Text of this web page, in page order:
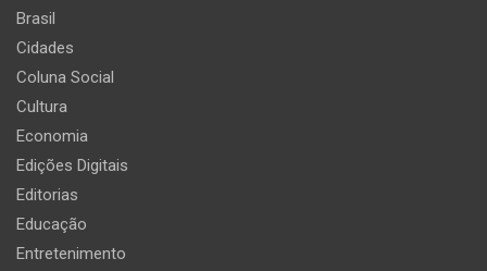
Brasil
Cidades
Coluna Social
Cultura
Economia
Edições Digitais
Editorias
Educação
Entretenimento